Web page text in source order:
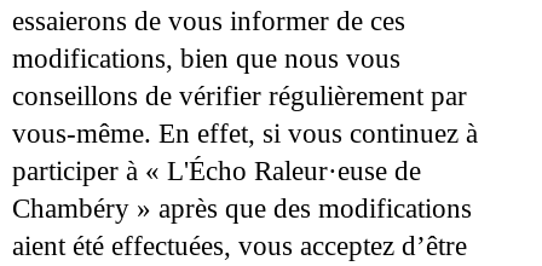
essaierons de vous informer de ces
modifications, bien que nous vous
conseillons de vérifier régulièrement par
vous-même. En effet, si vous continuez à
participer à « L'Écho Raleur·euse de
Chambéry » après que des modifications
aient été effectuées, vous acceptez d’être